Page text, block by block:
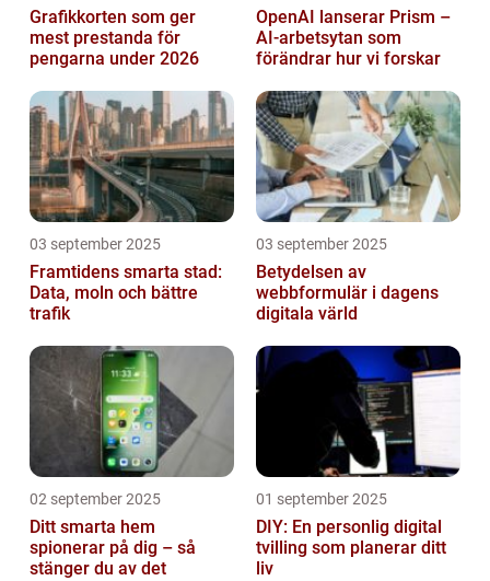
Grafikkorten som ger
mest prestanda för
pengarna under 2026
OpenAI lanserar Prism –
AI-arbetsytan som
förändrar hur vi forskar
03 september 2025
Framtidens smarta stad:
Data, moln och bättre
trafik
03 september 2025
Betydelsen av
webbformulär i dagens
digitala värld
02 september 2025
Ditt smarta hem
spionerar på dig – så
stänger du av det
01 september 2025
DIY: En personlig digital
tvilling som planerar ditt
liv